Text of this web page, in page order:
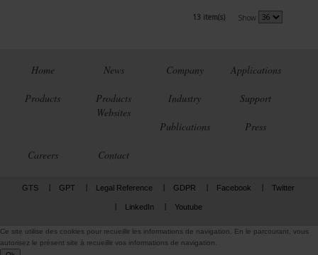
13 item(s) Show
Home News Company Applications
Products
Products
Websites
Industry Support
Publications Press
Careers Contact
GTS GPT Legal Reference GDPR Facebook Twitter
LinkedIn Youtube
Ce site utilise des cookies pour recueillir les informations de navigation. En le parcourant, vous
autorisez le présent site à recueillir vos informations de navigation.